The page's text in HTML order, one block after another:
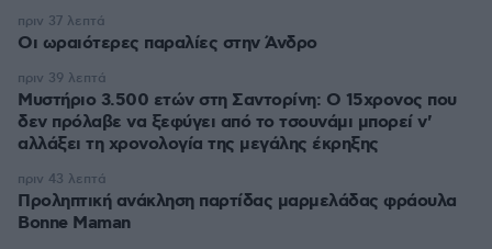
Οι ωραιότερες παραλίες στην Άνδρο
πριν 37 λεπτά
Μυστήριο 3.500 ετών στη Σαντορίνη: Ο 15χρονος που
δεν πρόλαβε να ξεφύγει από το τσουνάμι μπορεί ν'
αλλάξει τη χρονολογία της μεγάλης έκρηξης
πριν 39 λεπτά
Προληπτική ανάκληση παρτίδας μαρμελάδας φράουλα
Bonne Maman
πριν 43 λεπτά